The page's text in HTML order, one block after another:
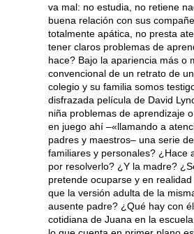
va mal: no estudia, no retiene
buena relación con sus
totalmente apática, no presta
tener claros problemas de
hace? Bajo la apariencia más o
convencional de un retrato de
colegio y su familia somos
disfrazada película de David
niña problemas de aprendizaje
en juego ahí –«llamando a
padres y maestros– una serie
familiares y personales? ¿Hace
por resolverlo? ¿Y la madre?
pretende ocuparse y en
que la versión adulta de la
ausente padre? ¿Qué hay con
cotidiana de Juana en la